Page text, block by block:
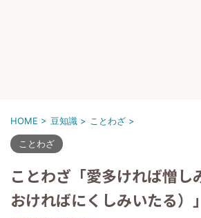
HOME > 豆知識 > ことわざ >
ことわざ
ことわざ「愛多ければ憎し
おければにくしみいたる）」